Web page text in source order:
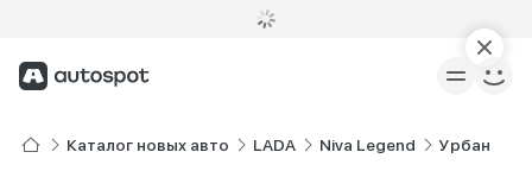
Каталог новых авто LADA Niva Legend Урбан